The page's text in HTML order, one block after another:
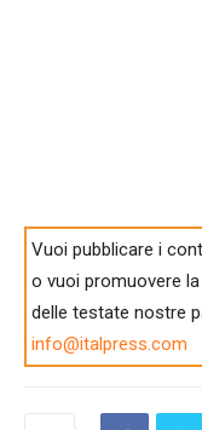
Vuoi pubblicare i
o vuoi promuovere
delle testate nostre
info@italpress.com